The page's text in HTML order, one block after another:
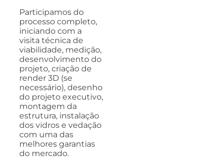
Participamos do
processo completo,
iniciando com a
visita técnica de
viabilidade, medição,
desenvolvimento do
projeto, criação de
render 3D (se
necessário), desenho
do projeto executivo,
montagem da
estrutura, instalação
dos vidros e vedação
com uma das
melhores garantias
do mercado.